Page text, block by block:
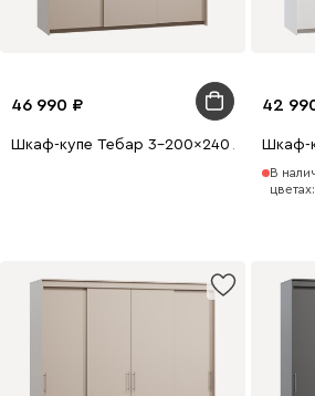
46 990
Шкаф-купе Тебар 3-200x240 Латте без
42
Шкаф-
В